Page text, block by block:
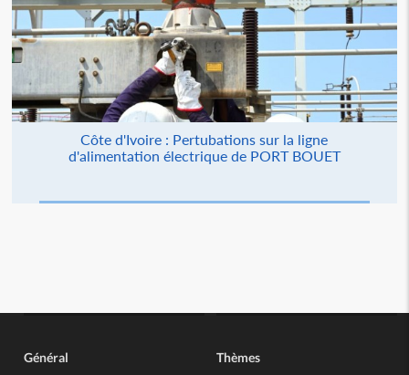
Côte d'Ivoire : Pertubations sur la ligne
d'alimentation électrique de PORT BOUET
Général Thèmes